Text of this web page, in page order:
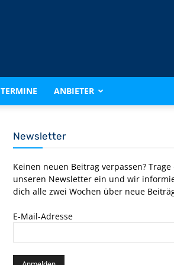
TERMINE ANBIETER
Newsletter
Keinen neuen Beitrag verpassen?
unseren Newsletter ein und wir
dich alle zwei Wochen über neue
E-Mail-Adresse